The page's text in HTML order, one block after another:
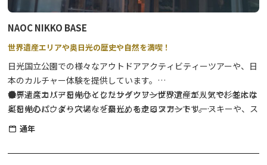
・販売物 色紙 1枚 800円
※販売時間や詳細については、まずは日光市観光協会まで。TEL：
【おすすめモデルコース】 ※巡る順番は決まっていません。
道の駅日光 日光街道ニコニコ本陣 発着（約８Kｍ、所要約３時間）
道の駅日光→明静寺→本敬寺→如来寺→報徳二宮神社→追分地蔵尊
NAOC NIKKO BASE
世界遺産エリアや奥日光の歴史や自然を満喫！
日光国立公園での様々なアウトドアアクティビティーツアーや、日
本のカルチャー体験を提供しています。
世界遺産エリアを中心としたサイクリングツアーが人気で、冬には
奥日光のパウダースノーを楽しめるクロスカントリースキーや、ス
ノーシュー、雪上スキーのツアーも開催しています。
●ディスカバー日光サイクリングツアー世界遺産エリアや杉並木な
どを中心に、より穴場な「日光」を走るツアーです。
⇒詳細はこちら
●SATOYAMAサイクリングツアー日光連山から流れる綺麗な水に
通年